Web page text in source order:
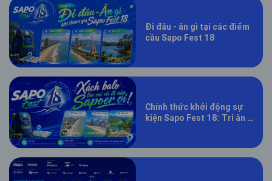
Đi đâu - ăn gì tại các điểm
cầu Sapo Fest 18
Chính thức khởi động sự
kiện Sapo Fest 18: Tri ân –